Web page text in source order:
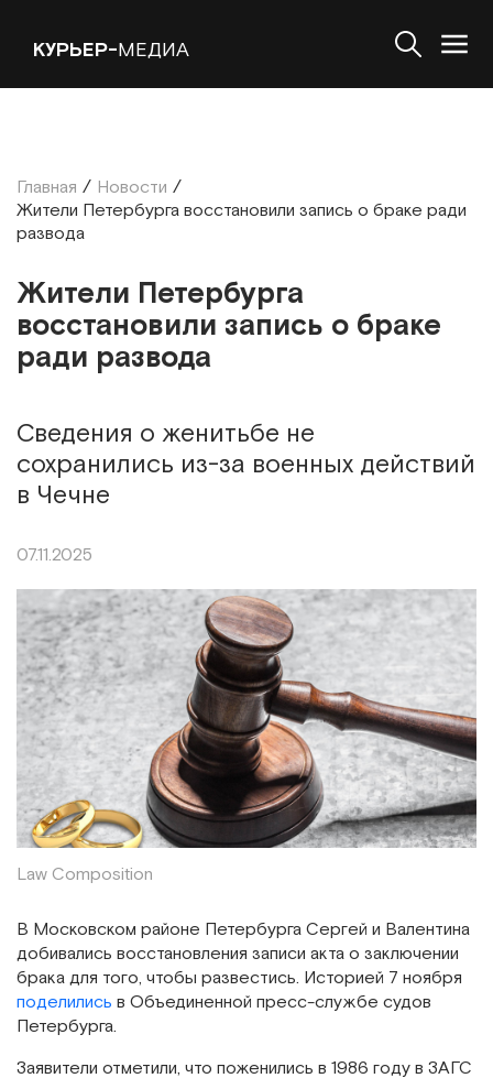
КУРЬЕР-МЕДИА
Главная / Новости /
Жители Петербурга восстановили запись о браке ради
развода
Жители Петербурга
восстановили запись о браке
ради развода
Сведения о женитьбе не
сохранились из-за военных действий
в Чечне
07.11.2025
Law Composition
В Московском районе Петербурга Сергей и Валентина
добивались восстановления записи акта о заключении
брака для того, чтобы развестись. Историей 7 ноября
поделились в Объединенной пресс-службе судов
Петербурга.
Заявители отметили, что поженились в 1986 году в ЗАГС